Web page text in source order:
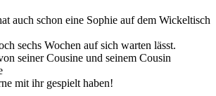
auch schon eine Sophie auf dem Wickeltisch
sechs Wochen auf sich warten lässt.
seiner Cousine und seinem Cousin
mit ihr gespielt haben!